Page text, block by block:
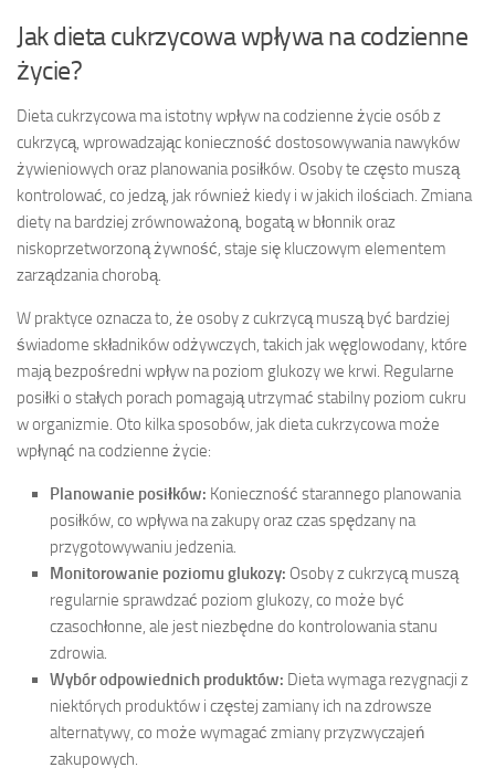
Jak dieta cukrzycowa wpływa na codzienne
życie?
Dieta cukrzycowa ma istotny wpływ na codzienne życie osób z
cukrzycą, wprowadzając konieczność dostosowywania nawyków
żywieniowych oraz planowania posiłków. Osoby te często muszą
kontrolować, co jedzą, jak również kiedy i w jakich ilościach. Zmiana
diety na bardziej zrównoważoną, bogatą w błonnik oraz
niskoprzetworzoną żywność, staje się kluczowym elementem
zarządzania chorobą.
W praktyce oznacza to, że osoby z cukrzycą muszą być bardziej
świadome składników odżywczych, takich jak węglowodany, które
mają bezpośredni wpływ na poziom glukozy we krwi. Regularne
posiłki o stałych porach pomagają utrzymać stabilny poziom cukru
w organizmie. Oto kilka sposobów, jak dieta cukrzycowa może
wpłynąć na codzienne życie:
Planowanie posiłków: Konieczność starannego planowania
posiłków, co wpływa na zakupy oraz czas spędzany na
przygotowywaniu jedzenia.
Monitorowanie poziomu glukozy: Osoby z cukrzycą muszą
regularnie sprawdzać poziom glukozy, co może być
czasochłonne, ale jest niezbędne do kontrolowania stanu
zdrowia.
Wybór odpowiednich produktów: Dieta wymaga rezygnacji z
niektórych produktów i częstej zamiany ich na zdrowsze
alternatywy, co może wymagać zmiany przyzwyczajeń
zakupowych.